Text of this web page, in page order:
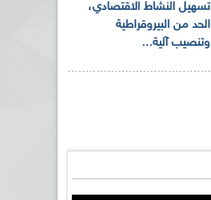
تسهيل النشاط الاقتصادي،
الحد من البيروقراطية
وتنصيب آلية...